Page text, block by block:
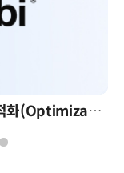
AI 시대의 의사결정을 바꾸는 수리최적화(Optimization): 실제 산업 적용 사례와 활용 전략